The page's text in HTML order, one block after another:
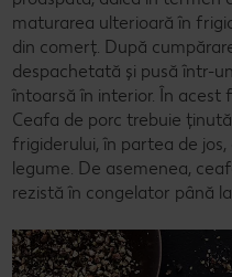
maturarea ulterioară în
din comerț. După
despachetată și pusă într-
întoarsă în interior. În acest
Ceafa de porc trebuie
frigiderului, în partea de
legume. De asemenea,
rezistă în congelator până